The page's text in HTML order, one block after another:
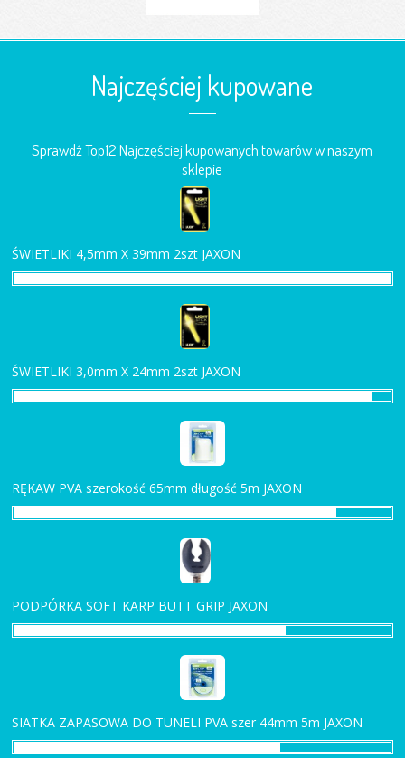
Najczęściej kupowane
Sprawdź Top12 Najczęściej kupowanych towarów w naszym
sklepie
ŚWIETLIKI 4,5mm X 39mm 2szt JAXON
ŚWIETLIKI 3,0mm X 24mm 2szt JAXON
RĘKAW PVA szerokość 65mm długość 5m JAXON
PODPÓRKA SOFT KARP BUTT GRIP JAXON
SIATKA ZAPASOWA DO TUNELI PVA szer 44mm 5m JAXON